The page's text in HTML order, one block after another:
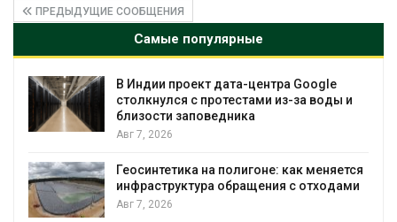
ПРЕДЫДУЩИЕ СООБЩЕНИЯ
Самые популярные
В Индии проект дата-центра Google
столкнулся с протестами из-за воды и
близости заповедника
Авг 7, 2026
Геосинтетика на полигоне: как меняется
инфраструктура обращения с отходами
Авг 7, 2026